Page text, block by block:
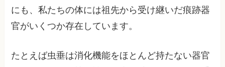
にも、私たちの体には祖先から受け継いだ痕跡器
官がいくつか存在しています。
たとえば虫垂は消化機能をほとんど持たない器官